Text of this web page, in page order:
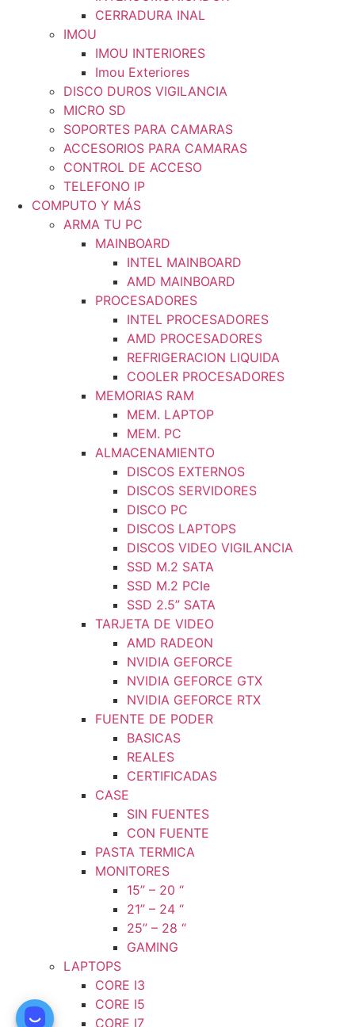
CERRADURA INAL
IMOU
IMOU INTERIORES
Imou Exteriores
DISCO DUROS VIGILANCIA
MICRO SD
SOPORTES PARA CAMARAS
ACCESORIOS PARA CAMARAS
CONTROL DE ACCESO
TELEFONO IP
COMPUTO Y MÁS
ARMA TU PC
MAINBOARD
INTEL MAINBOARD
AMD MAINBOARD
PROCESADORES
INTEL PROCESADORES
AMD PROCESADORES
REFRIGERACION LIQUIDA
COOLER PROCESADORES
MEMORIAS RAM
MEM. LAPTOP
MEM. PC
ALMACENAMIENTO
DISCOS EXTERNOS
DISCOS SERVIDORES
DISCO PC
DISCOS LAPTOPS
DISCOS VIDEO VIGILANCIA
SSD M.2 SATA
SSD M.2 PCIe
SSD 2.5” SATA
TARJETA DE VIDEO
AMD RADEON
NVIDIA GEFORCE
NVIDIA GEFORCE GTX
NVIDIA GEFORCE RTX
FUENTE DE PODER
BASICAS
REALES
CERTIFICADAS
CASE
SIN FUENTES
CON FUENTE
PASTA TERMICA
MONITORES
15” – 20 “
21” – 24 “
25” – 28 “
GAMING
LAPTOPS
CORE I3
CORE I5
CORE I7